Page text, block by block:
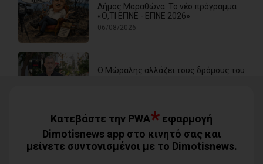
Δήμος Μαραθώνα: Το νέο πρόγραμμα
«Ο,ΤΙ ΕΓΙΝΕ - ΕΓΙΝΕ 2026»
06/08/2026
Ο Μώραλης αλλάζει τους δρόμους του
Οι μηνύσεις που φέρνουν σε δύσκολη
θέση αιρετό των νοτίων προαστίων
06/08/2026
Κατεβάστε την PWA* εφαρμογή
Dimotisnews app στο κινητό σας και
μείνετε συντονισμένοι με το Dimotisnews.